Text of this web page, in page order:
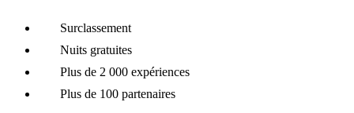
Surclassement
Nuits gratuites
Plus de 2 000 expériences
Plus de 100 partenaires